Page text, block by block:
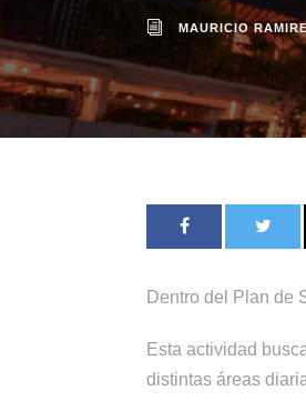
MAURICIO
Dentro del Plan de
Esta actividad
distintas áreas